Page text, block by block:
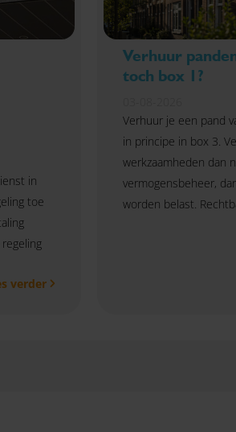
in
toe
verder
Verhuur
toch box 1?
Verhuur je een pand
in principe in box 3.
werkzaamheden dan
vermogensbeheer,
worden belast.